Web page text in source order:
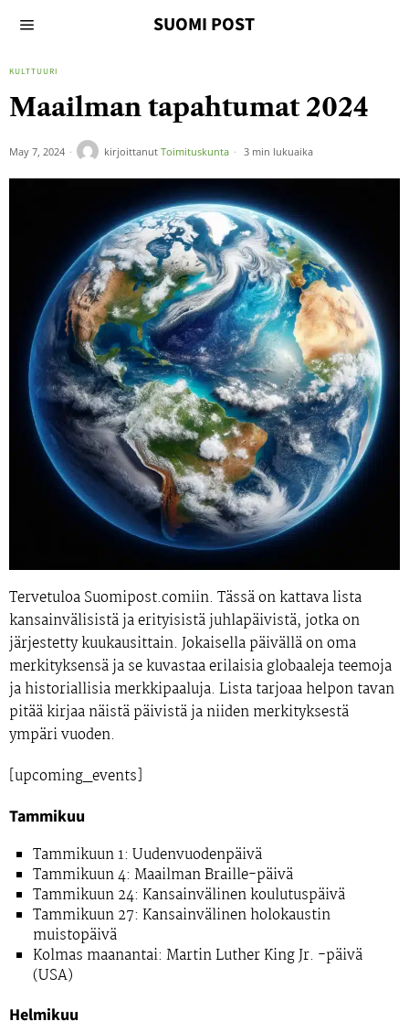
SUOMI POST
KULTTUURI
Maailman tapahtumat 2024
May 7, 2024 kirjoittanut Toimituskunta 3 min lukuaika
Tervetuloa Suomipost.comiin. Tässä on kattava lista
kansainvälisistä ja erityisistä juhlapäivistä, jotka on
järjestetty kuukausittain. Jokaisella päivällä on oma
merkityksensä ja se kuvastaa erilaisia globaaleja teemoja
ja historiallisia merkkipaaluja. Lista tarjoaa helpon tavan
pitää kirjaa näistä päivistä ja niiden merkityksestä
ympäri vuoden.
[upcoming_events]
Tammikuu
Tammikuun 1: Uudenvuodenpäivä
Tammikuun 4: Maailman Braille-päivä
Tammikuun 24: Kansainvälinen koulutuspäivä
Tammikuun 27: Kansainvälinen holokaustin
muistopäivä
Kolmas maanantai: Martin Luther King Jr. -päivä
(USA)
Helmikuu